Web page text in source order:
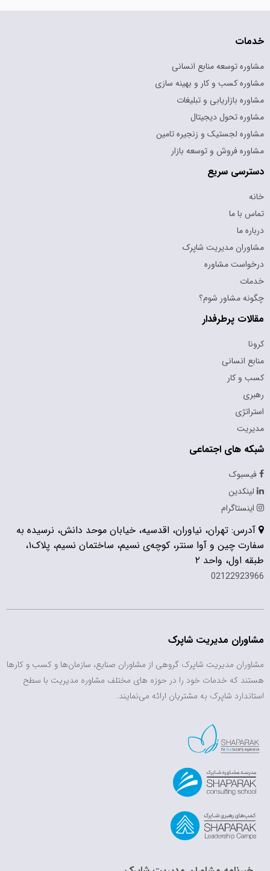
خدمات
مشاوره توسعه منابع انسانی
مشاوره کسب و کار و بهینه سازی
مشاوره بازاریابی و تبلیغات
مشاوره تحول دیجیتال
مشاوره لجستیک و زنجیره تامین
مشاوره فروش و توسعه بازار
دسترسی سریع
خانه
تماس با ما
درباره ما
مشاوران مدیریت شاپرک
درخواست مشاوره
خدمات
چگونه مشاور شوم؟
مقالات پرطرفدار
کرونا
منابع انسانی
کسب و کار
رهبری
استراتژی
مدیریت
شبکه های اجتماعی
فیسبوک
لینکدین
اینستاگرام
آدرس: تهران، نیاوران، اقدسیه، خیابان موحد دانش، نرسیده به
سفارت چین و آوا سنتر، کوچه‌ی نسیم، ساختمان نسیم، پلاک۱،
طبقه اول، واحد ۲
02122923966
مشاوران مدیریت شاپرک
مشاوران مدیریت شاپرک گروهی از مشاوران صنایع، سازمان‌ها و کسب و کارها
هستند که خدمات خود را در حوزه های مختلف مشاوره مدیریت با سطح
استاندارد شاپرک به مشتریان ارائه می‌نمایند.